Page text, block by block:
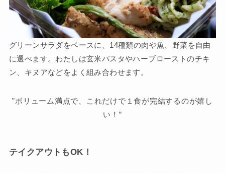
グリーンサラダをベースに、 14種類の肉や魚、野菜を自由
に選べます。わたしは玄米パスタやハーブローストのチキ
ン、キヌアなどをよく組み合わせます。
”ボリューム満点で、これだけで１食が完結するのが嬉し
い！”
テイクアウトもOK！